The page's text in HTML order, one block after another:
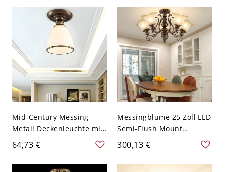
36,83 cm
110V-120V
Mid-Century Messing
Metall Deckenleuchte mit
Glasschirm - 110V-120V
Schüssel
64,73 €
Messingblume 25 Zoll LED
Semi-Flush Mount
Deckenleuchte mit
mattem Glasschirm -
110V-120V 5 Aufwärts
300,13 €